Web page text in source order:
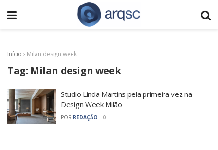
Início › Milan design week
Tag: Milan design week
Studio Linda Martins pela primeira vez na
Design Week Milão
POR REDAÇÃO 0